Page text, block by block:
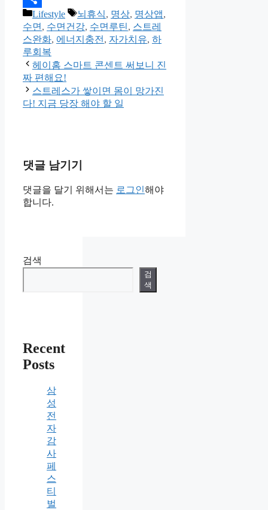
Share
카
테
고
리
Lifestyle
태
그
뇌휴식, 명상, 명상앱,
수면 , 수면건강, 수면루틴, 스트레
스완화, 에너지충전 , 자가치유, 하
루회복
헤이홈 스마트 콘센트 써보니 진
짜 편해요!
스트레스가 쌓이면 몸이 망가진
다! 지금 당장 해야 할 일
댓글 남기기
댓글을 달기 위해서는 로그인해야
합니다.
검색
검
색
Recent
Posts
삼
성
전
자
감
사
페
스
티
벌